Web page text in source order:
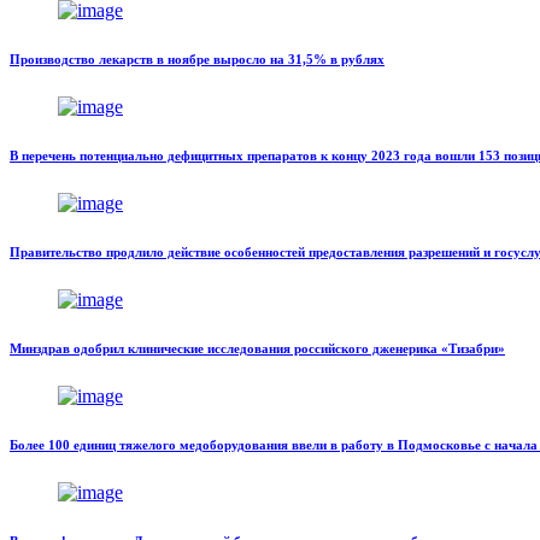
Производство лекарств в ноябре выросло на 31,5% в рублях
В перечень потенциально дефицитных препаратов к концу 2023 года вошли 153
Правительство продлило действие особенностей предоставления разрешений и
Минздрав одобрил клинические исследования российского дженерика «Тизабри»
Более 100 единиц тяжелого медоборудования ввели в работу в Подмосковье с начала